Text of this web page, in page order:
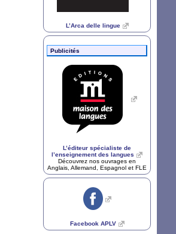
L’Arca delle lingue
Publicités
L’éditeur spécialiste de
l’enseignement des langues
Découvrez nos ouvrages en
Anglais, Allemand, Espagnol et FLE
Facebook APLV